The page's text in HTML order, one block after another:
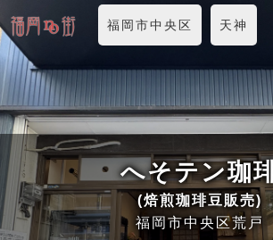
福岡市中央区 天神
へそテン珈
(焙煎珈琲豆販売)
福岡市中央区荒戸